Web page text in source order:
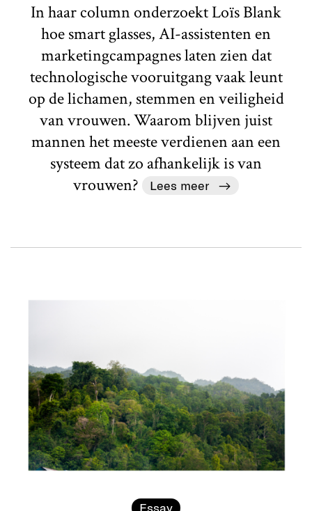
In haar column onderzoekt Loïs Blank
hoe smart glasses, AI-assistenten en
marketingcampagnes laten zien dat
technologische vooruitgang vaak leunt
op de lichamen, stemmen en veiligheid
van vrouwen. Waarom blijven juist
mannen het meeste verdienen aan een
systeem dat zo afhankelijk is van
vrouwen?
Lees meer
Essay